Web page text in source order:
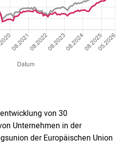
von 30
Unternehmen in der
der Europäischen Union